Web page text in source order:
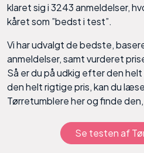
klaret sig i 3243 anmeldelser,
kåret som ”bedst i test”.
Vi har udvalgt de bedste,
anmeldelser, samt vurderet
Så er du på udkig efter den
den helt rigtige pris, kan du
Tørretumblere her og finde
Se testen af